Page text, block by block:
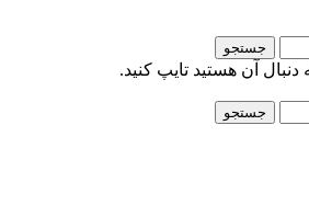
جستجو
آن هستید تایپ کنید.
جستجو